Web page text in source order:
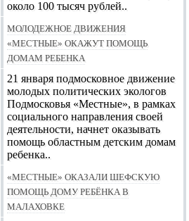
около 100 тысяч рублей..
Молодежное движения
«Местные» окажут помощь
домам ребенка
21 января подмосковное движение
молодых политических экологов
Подмосковья «Местные», в рамках
социального направления своей
деятельности, начнет оказывать
помощь областным детским домам
ребенка..
«Местные» оказали шефскую
помощь Дому ребёнка в
Малаховке